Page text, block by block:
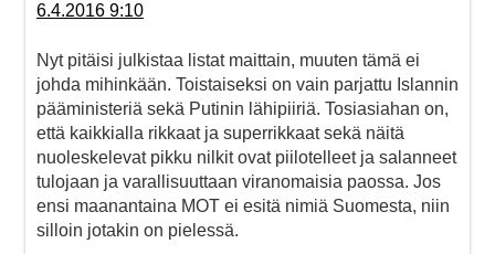
6.4.2016 9:10
Nyt pitäisi julkistaa listat maittain, muuten tämä ei
johda mihinkään. Toistaiseksi on vain parjattu Islannin
pääministeriä sekä Putinin lähipiiriä. Tosiasiahan on,
että kaikkialla rikkaat ja superrikkaat sekä näitä
nuoleskelevat pikku nilkit ovat piilotelleet ja salanneet
tulojaan ja varallisuuttaan viranomaisia paossa. Jos
ensi maanantaina MOT ei esitä nimiä Suomesta, niin
silloin jotakin on pielessä.